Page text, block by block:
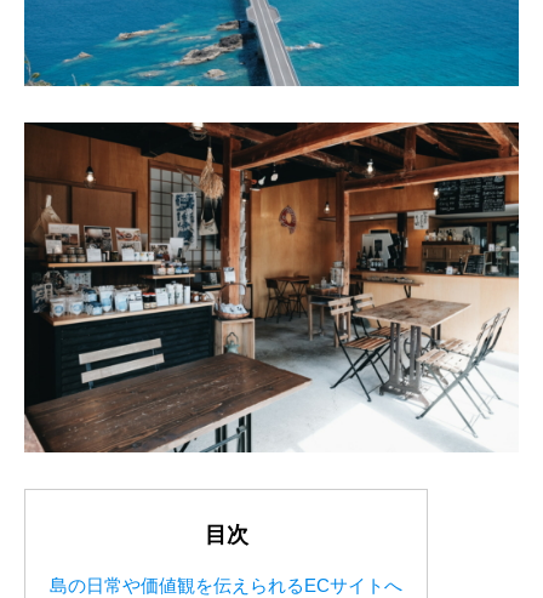
目次
島の日常や価値観を伝えられるECサイトへ